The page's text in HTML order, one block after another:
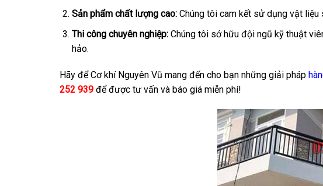
Sản phẩm chất lượng cao:Chúng tôi cam kết sử dụng vật liệu
Thi công chuyên nghiệp:Chúng tôi sở hữu đội ngũ kỹ thuật
hảo.
Hãy để Cơ khí Nguyên Vũ mang đến cho bạn những giải pháp
252 939 để được tư vấn và báo giá miễn phí!